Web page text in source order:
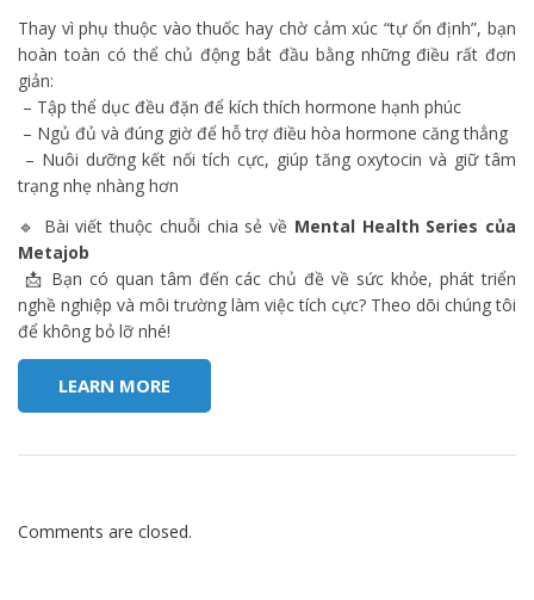
Thay vì phụ thuộc vào thuốc hay chờ cảm xúc “tự ổn định”, bạn
hoàn toàn có thể chủ động bắt đầu bằng những điều rất đơn
giản:
– Tập thể dục đều đặn để kích thích hormone hạnh phúc
– Ngủ đủ và đúng giờ để hỗ trợ điều hòa hormone căng thẳng
– Nuôi dưỡng kết nối tích cực, giúp tăng oxytocin và giữ tâm
trạng nhẹ nhàng hơn
🔹 Bài viết thuộc chuỗi chia sẻ về Mental Health Series của
Metajob
📩 Bạn có quan tâm đến các chủ đề về sức khỏe, phát triển
nghề nghiệp và môi trường làm việc tích cực? Theo dõi chúng tôi
để không bỏ lỡ nhé!
LEARN MORE
Comments are closed.